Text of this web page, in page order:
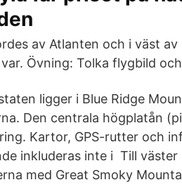
av Atlanten och i väst
Övning: Tolka flygbild
ligger i Blue Ridge
Den centrala högplatån
Kartor, GPS-rutter och
inkluderas inte i Till
med Great Smoky